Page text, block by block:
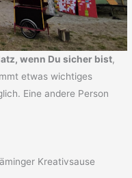
wenn Du sicher bist,
etwas wichtiges
Eine andere Person
Kreativsause